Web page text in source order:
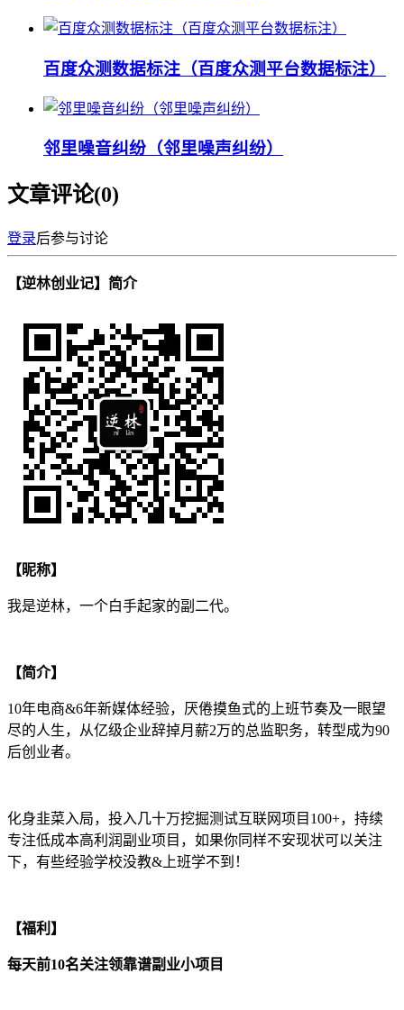
百度众测数据标注（百度众测平台数据标注）
邻里噪音纠纷（邻里噪声纠纷）
文章评论(0)
登录后参与讨论
【逆林创业记】简介
【昵称】
我是逆林，一个白手起家的副二代。
【简介】
10年电商&6年新媒体经验，厌倦摸鱼式的上班节奏及一眼望
尽的人生，从亿级企业辞掉月薪2万的总监职务，转型成为90
后创业者。
化身韭菜入局，投入几十万挖掘测试互联网项目100+，持续
专注低成本高利润副业项目，如果你同样不安现状可以关注
下，有些经验学校没教&上班学不到！
【福利】
每天前10名关注领靠谱副业小项目